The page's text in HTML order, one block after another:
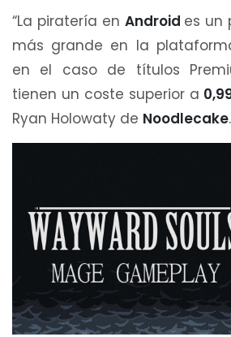
“La piratería en Android es un
más grande en la
en el caso de títulos
tienen un coste superior a
Ryan Holowaty de Noodlecake.